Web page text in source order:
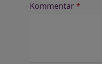
Kommentar*